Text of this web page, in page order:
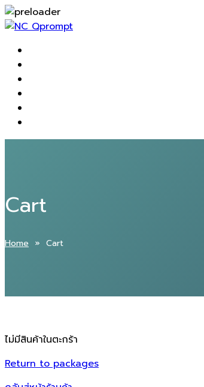
Cart
Home » Cart
ไม่มีสินค้าในตะกร้า
Return to packages